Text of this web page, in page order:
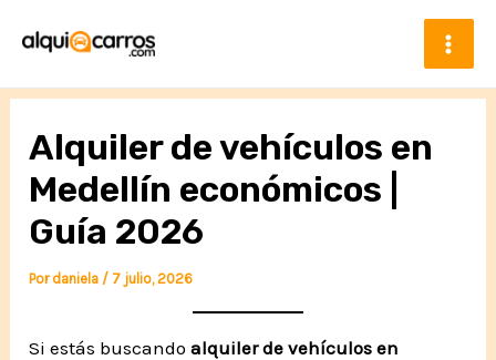
contenido
Alquiler de vehículos en
Medellín económicos |
Guía 2026
Por daniela / 7 julio, 2026
Si estás buscandoalquiler de vehículos en